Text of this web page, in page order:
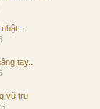
tay...
vũ trụ